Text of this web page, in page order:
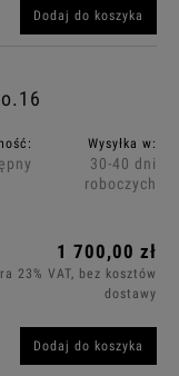
Dodaj do koszyka
Wysyłka w:
30-40 dni
roboczych
1 700,00 zł
23% VAT, bez kosztów
dostawy
Dodaj do koszyka